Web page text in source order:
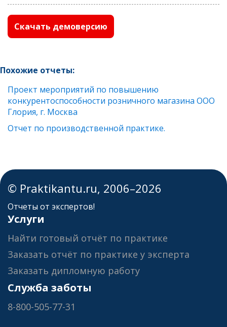
Скачать демоверсию
Похожие отчеты:
Проект мероприятий по повышению
конкурентоспособности розничного магазина ООО
Глория, г. Москва
Отчет по производственной практике.
© Praktikantu.ru, 2006–2026
Отчеты от экспертов!
Услуги
Найти готовый отчёт по практике
Заказать отчёт по практике у эксперта
Заказать дипломную работу
Служба заботы
8-800-505-77-31